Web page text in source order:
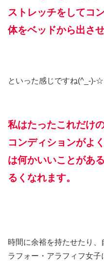
ストレッチをしてコ
体をベッドから出させ
といった感じですね(^_-)-☆
私はたったこれだけ
コンディションがよ
は何かいいことがあ
るくなれます。
時間に余裕を持たせたり
ラフォー・アラフィフ女